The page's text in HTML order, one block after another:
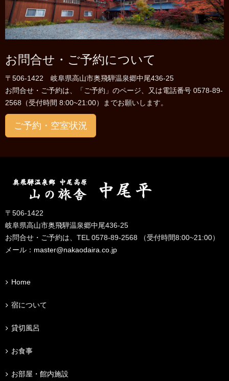
お問合せ・ご予約について
〒506-1422 岐阜県高山市奥飛騨温泉郷中尾436-25
お問合せ・ご予約は、「ご予約」のページ、又は電話番号 0578-89-
2568（受付時間 8:00~21:00）までお願いします。
ご予約・空室状況
〒506-1422
岐阜県高山市奥飛騨温泉郷中尾436-25
お問合せ・ご予約は、TEL 0578-89-2568 （受付時間8:00~21:00）
メール： master@nakaodaira.co.jp
Home
宿について
貸切風呂
お食事
お部屋・館内施設